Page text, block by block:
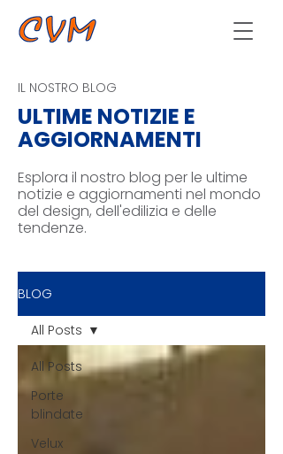
IL NOSTRO BLOG
ULTIME NOTIZIE E
AGGIORNAMENTI
Esplora il nostro blog per le ultime
notizie e aggiornamenti nel mondo
del design, dell'edilizia e delle
tendenze.
BLOG
All Posts
Porte
blindate
Velux
All Posts